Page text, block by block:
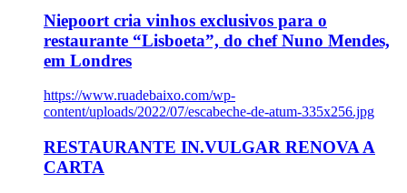
Niepoort cria vinhos exclusivos para o
restaurante “Lisboeta”, do chef Nuno Mendes,
em Londres
https://www.ruadebaixo.com/wp-
content/uploads/2022/07/escabeche-de-atum-335x256.jpg
RESTAURANTE IN.VULGAR RENOVA A
CARTA